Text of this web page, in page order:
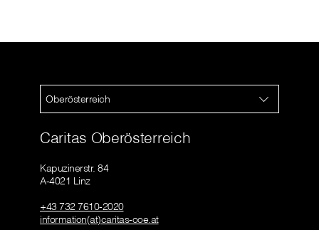
Oberösterreich
Caritas Oberösterreich
Kapuzinerstr. 84
A-4021 Linz
+43 732 7610-2020
information(at)caritas-ooe.at